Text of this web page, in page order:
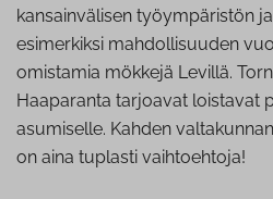
kansainvälisen työympäristön
esimerkiksi mahdollisuuden
omistamia mökkejä Levillä.
Haaparanta tarjoavat loistavat
asumiselle. Kahden
on aina tuplasti vaihtoehtoja!